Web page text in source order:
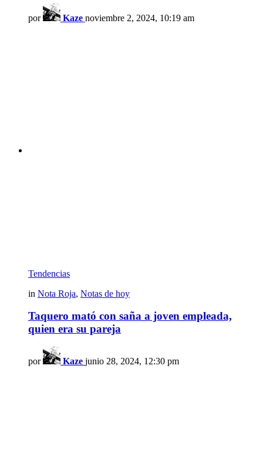
por Kaze noviembre 2, 2024, 10:19 am
Tendencias
in Nota Roja, Notas de hoy
Taquero mató con saña a joven empleada,
quien era su pareja
por Kaze junio 28, 2024, 12:30 pm